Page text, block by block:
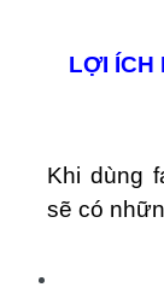
LỢI ÍCH
Khi dùng
sẽ có